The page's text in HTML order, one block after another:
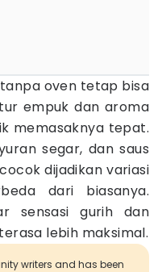
oven tetap bisa
empuk dan aroma
memasaknya tepat.
segar, dan saus
dijadikan variasi
dari biasanya.
sensasi gurih dan
lebih maksimal.
writers and has been